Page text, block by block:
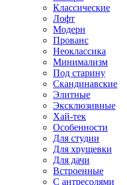
Классические
Лофт
Модерн
Прованс
Неоклассика
Минимализм
Под старину
Скандинавские
Элитные
Эксклюзивные
Хай-тек
Особенности
Для студии
Для хрущевки
Для дачи
Встроенные
С антресолями